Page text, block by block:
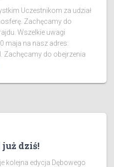
Uczestnikom za udział
Zachęcamy do
Wszelkie uwagi
maja na nasz adres:
Zachęcamy do obejrzenia
dziś!
kolejna edycja Dębowego